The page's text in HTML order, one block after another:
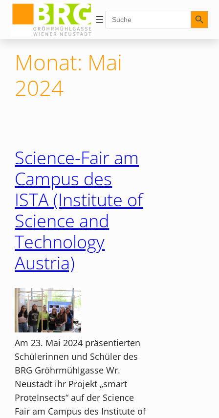
Inhalt
springen
Search
for:
Search Button
Monat: Mai
2024
Science-Fair am
Campus des
ISTA (Institute of
Science and
Technology
Austria)
Am 23. Mai 2024 präsentierten
Schülerinnen und Schüler des
BRG Gröhrmühlgasse Wr.
Neustadt ihr Projekt „smart
ProteInsects“ auf der Science
Fair am Campus des Institute of